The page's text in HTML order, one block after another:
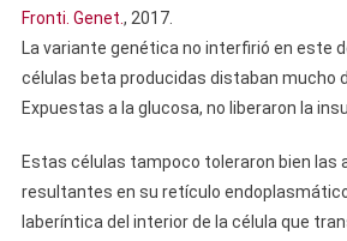
Fronti. Genet., 2017.
La variante genética no interfirió en este
células beta producidas distaban mucho
Expuestas a la glucosa, no liberaron la
Estas células tampoco toleraron bien las
resultantes en su retículo
laberíntica del interior de la célula que